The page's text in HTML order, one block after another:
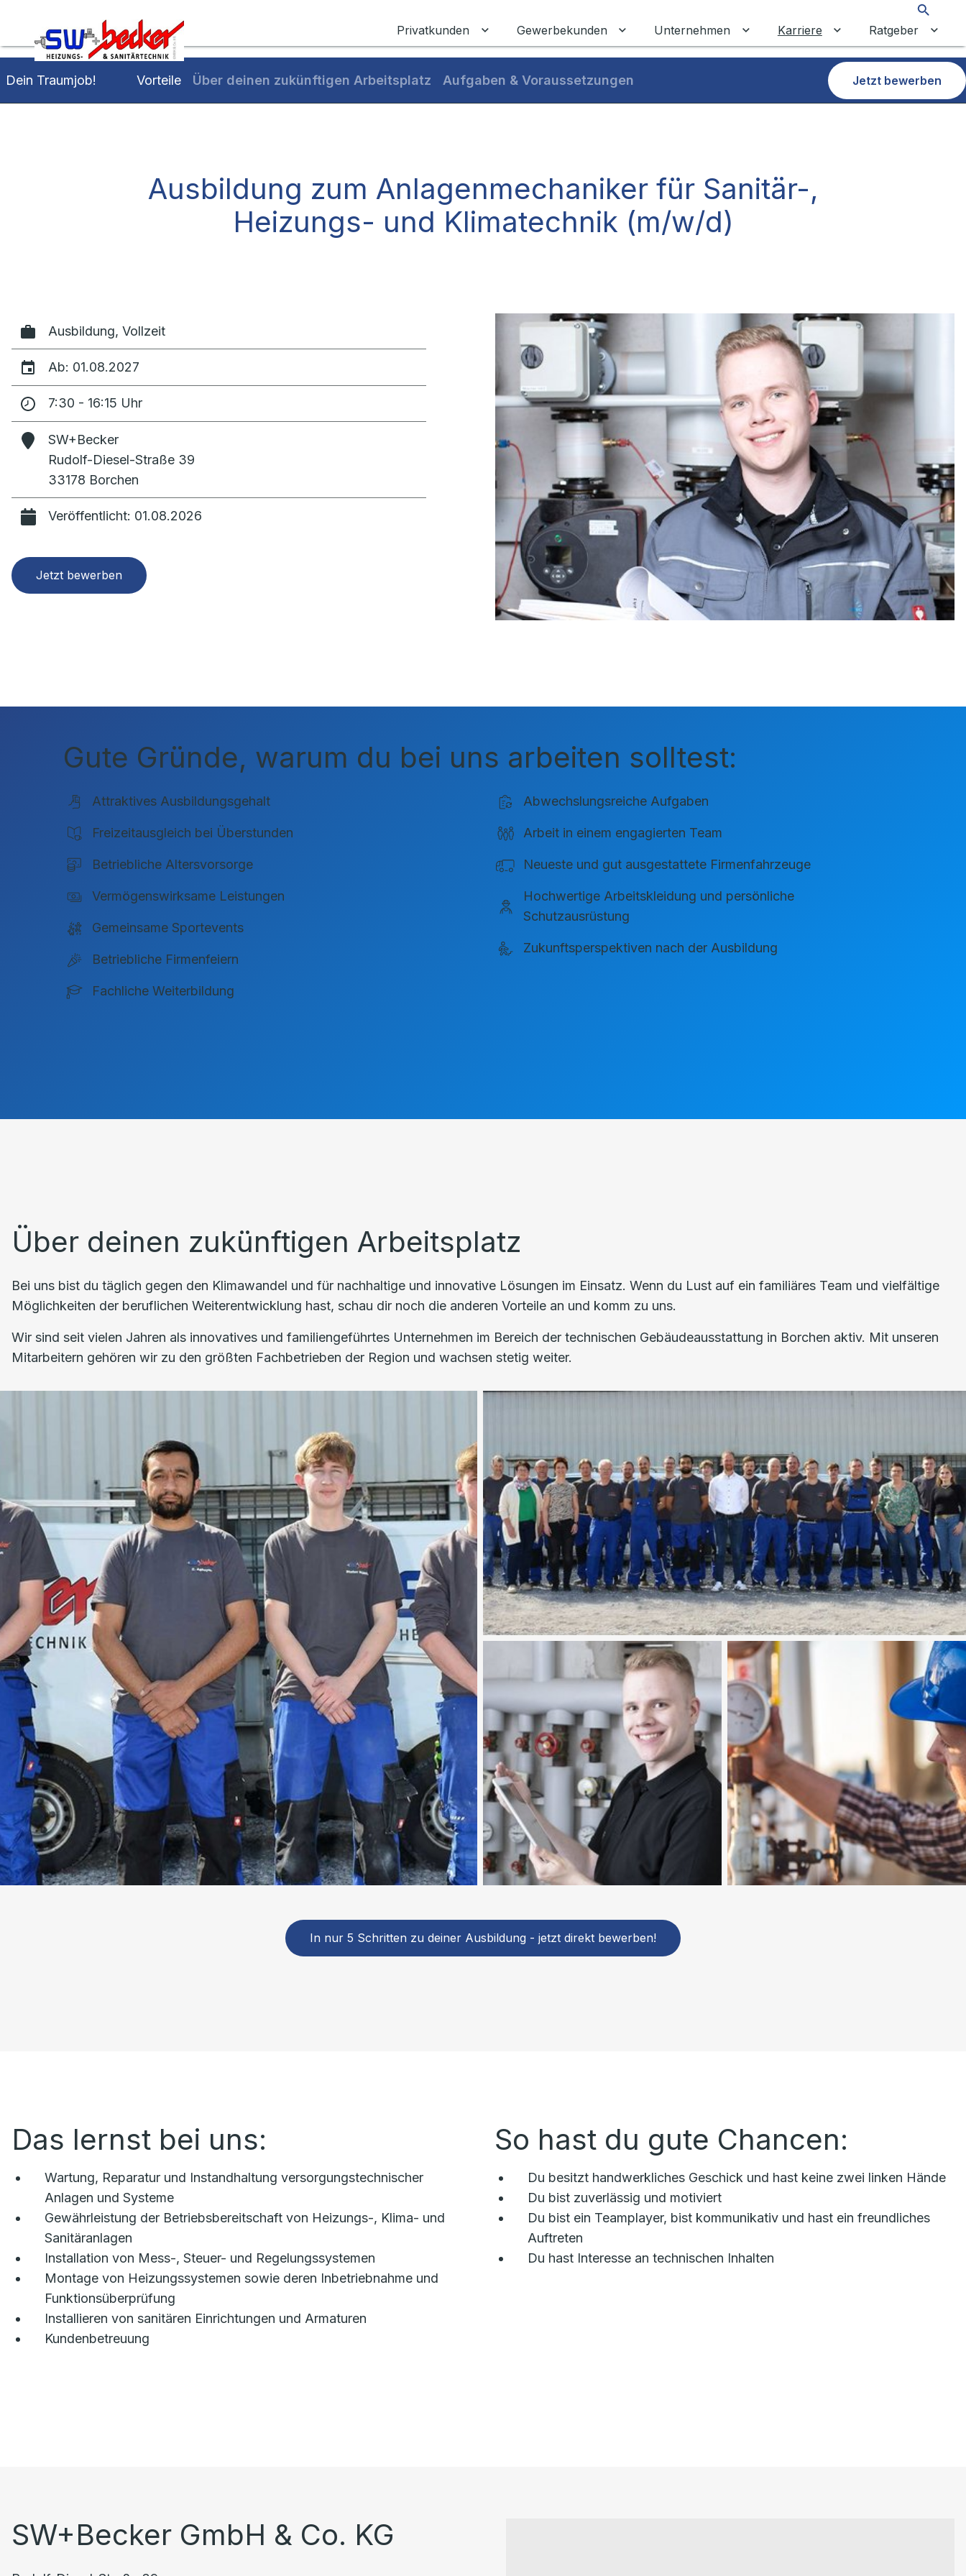
Privatkunden
Untermenü für Privatkunden umschalten
Gewerbekunden Untermenü für Gewerbekunden umschalten
Unternehmen Untermenü für Unternehmen
Karriere Untermenü für
Ratgeber
Dein Traumjob! Vorteile Über deinen zukünftigen Arbeitsplatz Aufgaben & Voraussetzungen Jetzt bewerben
Ausbildung zum Anlagenmechaniker für Sanitär-,
Heizungs- und Klimatechnik (m/w/d)
Ausbildung, Vollzeit
Ab: 01.08.2027
7:30 - 16:15 Uhr
SW+Becker
Rudolf-Diesel-Straße 39
33178 Borchen
Veröffentlicht: 01.08.2026
Jetzt bewerben
Gute Gründe, warum du bei uns arbeiten solltest:
Attraktives Ausbildungsgehalt
Freizeitausgleich bei Überstunden
Betriebliche Altersvorsorge
Vermögenswirksame Leistungen
Gemeinsame Sportevents
Betriebliche Firmenfeiern
Fachliche Weiterbildung
Abwechslungsreiche Aufgaben
Arbeit in einem engagierten Team
Neueste und gut ausgestattete Firmenfahrzeuge
Hochwertige Arbeitskleidung und persönliche
Schutzausrüstung
Zukunftsperspektiven nach der Ausbildung
Über deinen zukünftigen Arbeitsplatz
Bei uns bist du täglich gegen den Klimawandel und für nachhaltige und innovative Lösungen im Einsatz. Wenn du Lust auf ein familiäres Team und vielfältige
Möglichkeiten der beruflichen Weiterentwicklung hast, schau dir noch die anderen Vorteile an und komm zu uns.
Wir sind seit vielen Jahren als innovatives und familiengeführtes Unternehmen im Bereich der technischen Gebäudeausstattung in Borchen aktiv. Mit unseren
Mitarbeitern gehören wir zu den größten Fachbetrieben der Region und wachsen stetig weiter.
In nur 5 Schritten zu deiner Ausbildung - jetzt direkt bewerben!
Das lernst bei uns:
Wartung, Reparatur und Instandhaltung versorgungstechnischer
Anlagen und Systeme
Gewährleistung der Betriebsbereitschaft von Heizungs-, Klima- und
Sanitäranlagen
Installation von Mess-, Steuer- und Regelungssystemen
Montage von Heizungssystemen sowie deren Inbetriebnahme und
Funktionsüberprüfung
Installieren von sanitären Einrichtungen und Armaturen
Kundenbetreuung
So hast du gute Chancen:
Du besitzt handwerkliches Geschick und hast keine zwei linken Hände
Du bist zuverlässig und motiviert
Du bist ein Teamplayer, bist kommunikativ und hast ein freundliches
Auftreten
Du hast Interesse an technischen Inhalten
SW+Becker GmbH & Co. KG